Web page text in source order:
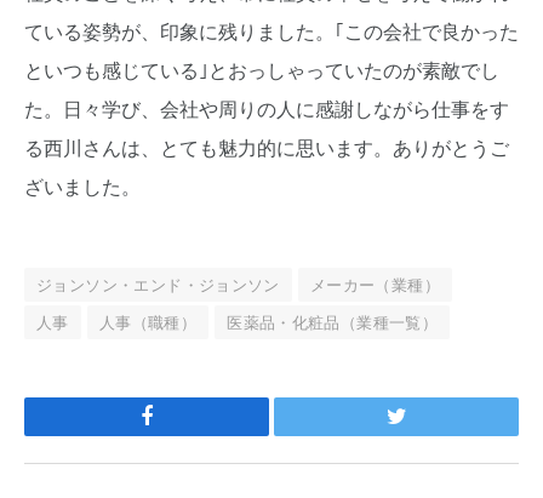
ている姿勢が、印象に残りました。｢この会社で良かった
といつも感じている｣とおっしゃっていたのが素敵でし
た。日々学び、会社や周りの人に感謝しながら仕事をす
る西川さんは、とても魅力的に思います。ありがとうご
ざいました。
ジョンソン・エンド・ジョンソン
メーカー（業種）
人事
人事（職種） 医薬品・化粧品（業種一覧）
Facebook Twitter